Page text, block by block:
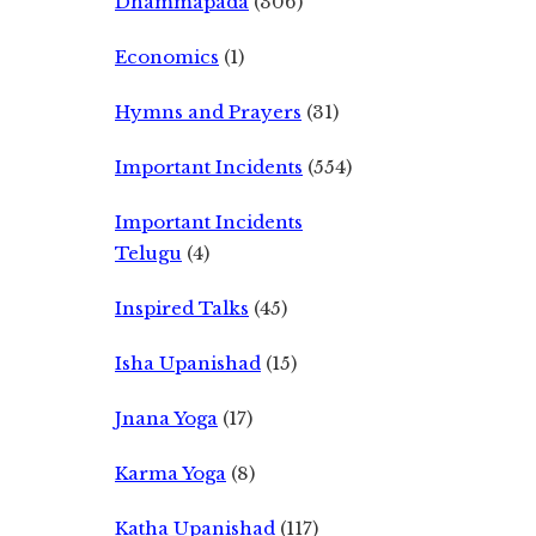
Economics (1)
Hymns and Prayers (31)
Important Incidents (554)
Important Incidents
Telugu (4)
Inspired Talks (45)
Isha Upanishad (15)
Jnana Yoga (17)
Karma Yoga (8)
Katha Upanishad (117)